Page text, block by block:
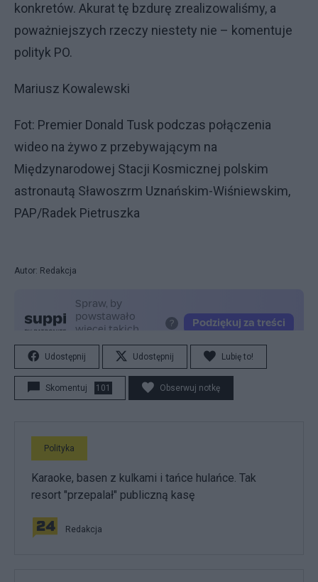
konkretów. Akurat tę bzdurę zrealizowaliśmy, a
poważniejszych rzeczy niestety nie – komentuje
polityk PO.
Mariusz Kowalewski
Fot: Premier Donald Tusk podczas połączenia
wideo na żywo z przebywającym na
Międzynarodowej Stacji Kosmicznej polskim
astronautą Sławoszrm Uznańskim-Wiśniewskim,
PAP/Radek Pietruszka
Autor: Redakcja
Udostępnij Udostępnij Lubię to!
Skomentuj 101 Obserwuj notkę
Polityka
Karaoke, basen z kulkami i tańce hulańce. Tak
resort "przepalał" publiczną kasę
Redakcja